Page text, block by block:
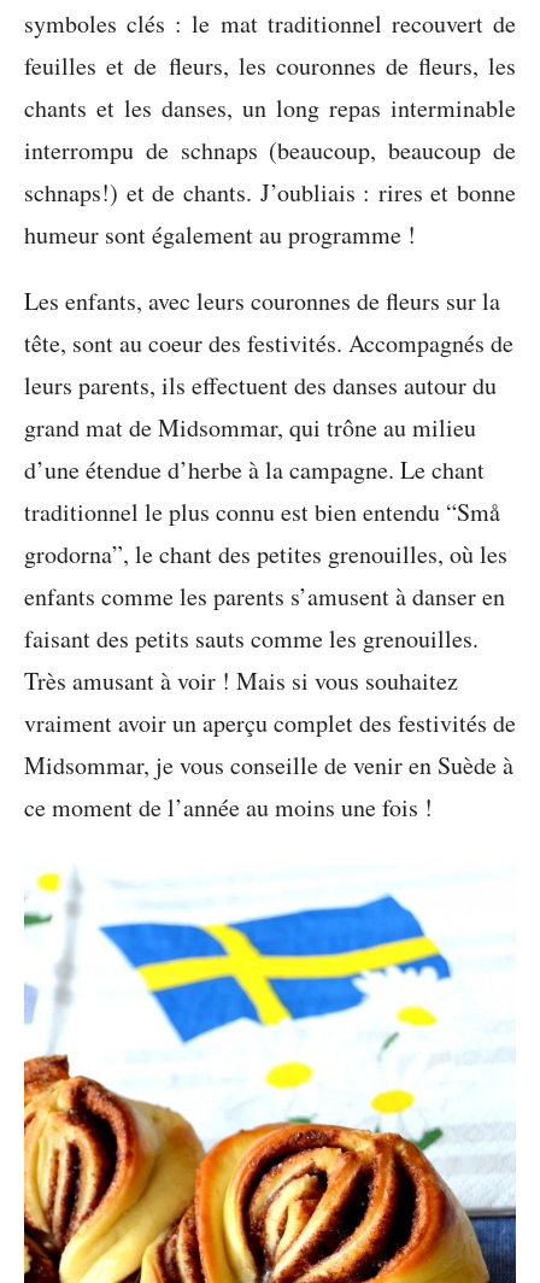
symboles clés : le mat traditionnel recouvert de
feuilles et de fleurs, les couronnes de fleurs, les
chants et les danses, un long repas interminable
interrompu de schnaps (beaucoup, beaucoup de
schnaps!) et de chants. J’oubliais : rires et bonne
humeur sont également au programme !
Les enfants, avec leurs couronnes de fleurs sur la
tête, sont au coeur des festivités. Accompagnés de
leurs parents, ils effectuent des danses autour du
grand mat de Midsommar, qui trône au milieu
d’une étendue d’herbe à la campagne. Le chant
traditionnel le plus connu est bien entendu “Små
grodorna”, le chant des petites grenouilles, où les
enfants comme les parents s’amusent à danser en
faisant des petits sauts comme les grenouilles.
Très amusant à voir ! Mais si vous souhaitez
vraiment avoir un aperçu complet des festivités de
Midsommar, je vous conseille de venir en Suède à
ce moment de l’année au moins une fois !